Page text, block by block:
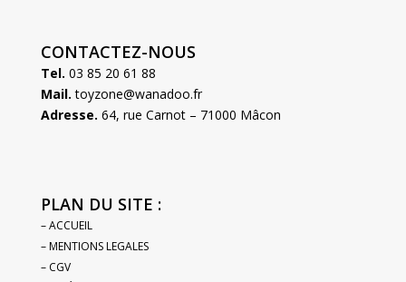
CONTACTEZ-NOUS
Tel. 03 85 20 61 88
Mail. toyzone@wanadoo.fr
Adresse. 64, rue Carnot – 71000 Mâcon
PLAN DU SITE :
– ACCUEIL
– MENTIONS LEGALES
– CGV